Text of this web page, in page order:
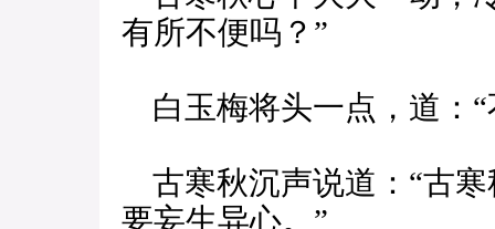
有所不便吗？”
白玉梅将头一点，道：“
古寒秋沉声说道：“古
要妄生异心。”